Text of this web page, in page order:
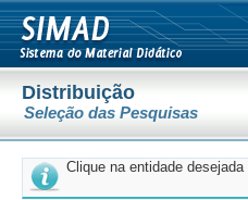
Distribuição
Seleção das Pesquisas
Clique na entidade